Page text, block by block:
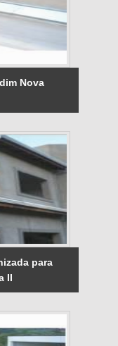
Nova
para
II